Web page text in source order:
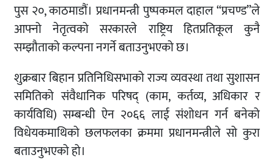
पुस २०, काठमाडौं। प्रधानमन्त्री पुष्पकमल दाहाल “प्रचण्ड”ले
आफ्नो नेतृत्वको सरकारले राष्ट्रिय हितप्रतिकूल कुनै
सम्झौताको कल्पना नगर्ने बताउनुभएको छ।
शुक्रबार बिहान प्रतिनिधिसभाको राज्य व्यवस्था तथा सुशासन
समितिको संवैधानिक परिषद् (काम, कर्तव्य, अधिकार र
कार्यविधि) सम्बन्धी ऐन २०६६ लाई संशोधन गर्न बनेको
विधेयकमाथिको छलफलका क्रममा प्रधानमन्त्रीले सो कुरा
बताउनुभएको हो।